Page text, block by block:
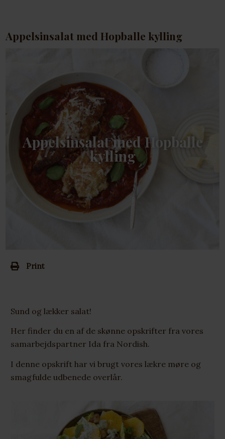
Appelsinsalat med Hopballe kylling
Appelsinsalat med Hopballe
kylling
Print
Sund og lækker salat!
Her finder du en af de skønne opskrifter fra vores
samarbejdspartner Ida fra Nordish.
I denne opskrift har vi brugt vores lækre møre og
smagfulde udbenede overlår.